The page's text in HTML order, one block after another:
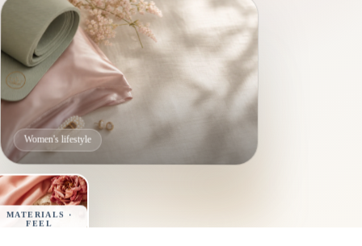
Women's lifestyle
MATERIALS ·
FEEL